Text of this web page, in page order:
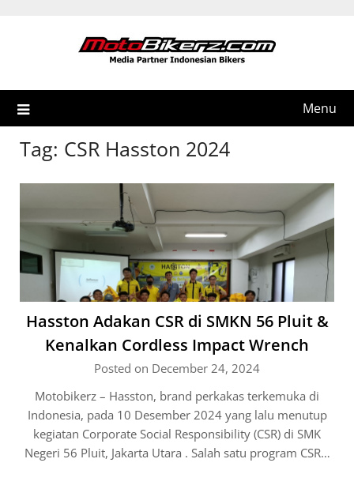
Menu
Tag: CSR Hasston 2024
Hasston Adakan CSR di SMKN 56 Pluit &
Kenalkan Cordless Impact Wrench
Posted on December 24, 2024
Motobikerz – Hasston, brand perkakas terkemuka di
Indonesia, pada 10 Desember 2024 yang lalu menutup
kegiatan Corporate Social Responsibility (CSR) di SMK
Negeri 56 Pluit, Jakarta Utara . Salah satu program CSR…